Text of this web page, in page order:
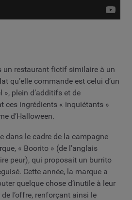
un restaurant fictif similaire à un
qu’elle commande est celui d’un
plein d’additifs et de
ces ingrédients « inquiétants »
d’Halloween.
dans le cadre de la campagne
« Boorito » (de l’anglais
peur), qui proposait un burrito
Cette année, la marque a
quelque chose d’inutile à leur
l’offre, renforçant ainsi le